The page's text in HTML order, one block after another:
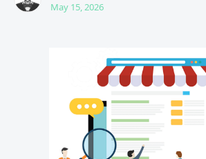
May 15, 2026